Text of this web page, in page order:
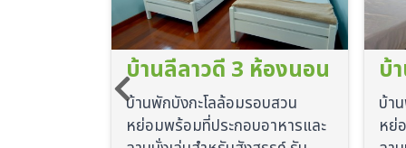
บ้านลีลาวดี 2 ห้องนอน
บ้านพักบังกะโลล้อมรอบสวน
หย่อมพร้อมที่ประกอบอาหารและ
บ้
บ้า
หย่